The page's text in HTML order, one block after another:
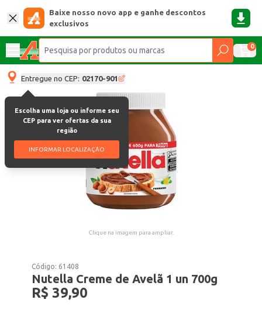
Baixe nosso novo app e ganhe descontos
exclusivos
0
Entregue no CEP: 02170-901
Escolha uma loja ou informe seu
CEP para ver ofertas da sua
região
INFORMAR LOCALIZAÇÃO
Clique na imagem para ampliar.
Código: 61408
Nutella Creme de Avelã 1 un 700g
R$ 39,90